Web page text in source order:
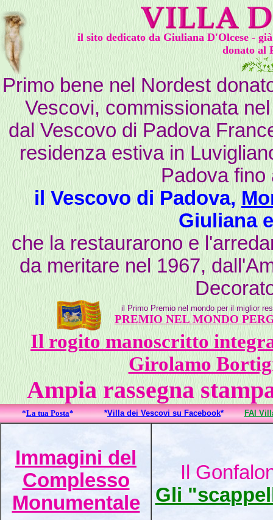
il sito dedicato da Giuliana D'Olcese -
donato al
Primo bene nel Nordest
Vescovi, commissionata
dal Vescovo di Padova
residenza estiva in
Padova fino
il Vescovo di Padova,
Giuliana
che la restaurarono e
da meritare nel 1967,
il Primo Premio nel mondo per il miglior
PREMIO NEL MONDO
Il rogito manoscritto
Girolamo
Ampia rassegna
*La tua Posta* *Villa dei Vescovi su Facebook* FAI
Immagini del
Complesso
Monumentale
Il
Gli